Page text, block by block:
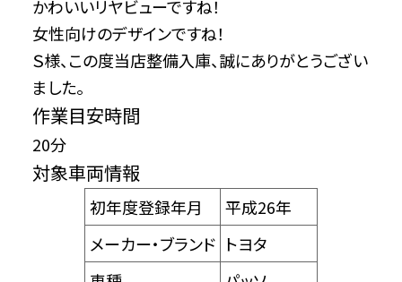
かわいいリヤビューですね！
女性向けのデザインですね！
Ｓ様、この度当店整備入庫、誠にありがとうござい
ました。
作業目安時間
20分
対象車両情報
初年度登録年月
平成26年
メーカー・ブランド トヨタ